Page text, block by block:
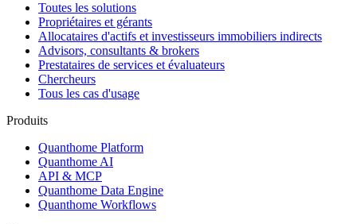
Toutes les solutions
Propriétaires et gérants
Allocataires d'actifs et investisseurs immobiliers indirects
Advisors, consultants & brokers
Prestataires de services et évaluateurs
Chercheurs
Tous les cas d'usage
Produits
Quanthome Platform
Quanthome AI
API & MCP
Quanthome Data Engine
Quanthome Workflows